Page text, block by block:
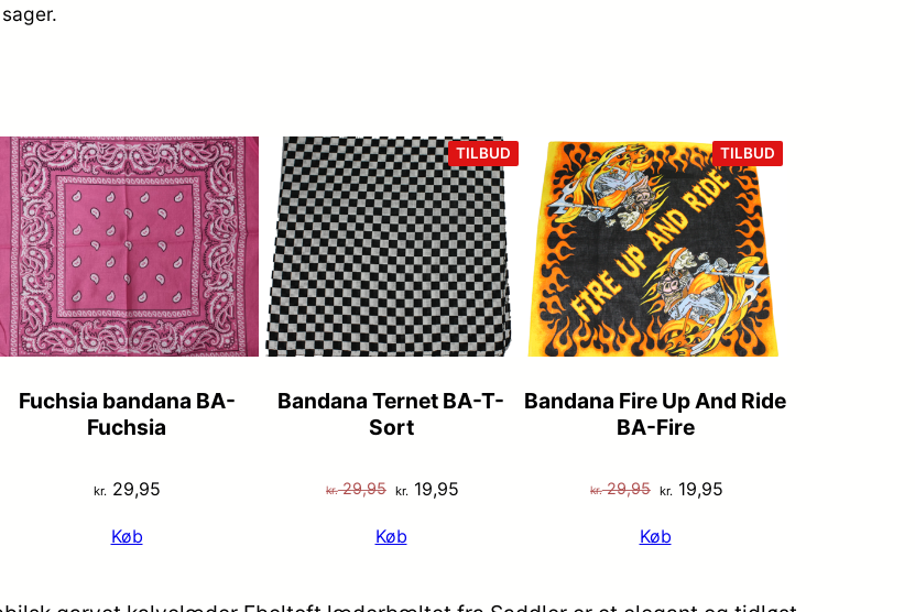
Fuchsia bandana BA-
Fuchsia
kr.29,95
Køb
TILBUD VARE
PÅ
TILBUD
Bandana Ternet BA-T-
Sort
kr.29,95 Den
pris
kr. 29,95.
kr. 19,95
kr. 19,95.
Køb
TILBUD
PÅ
Bandana Fire Up And Ride
BA-Fire
kr.29,95 Den
pris
kr. 29,95.
kr. 19,95
kr. 19,95.
Køb